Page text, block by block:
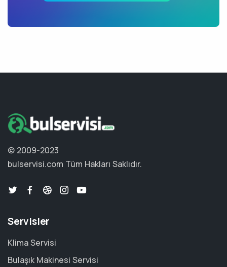
© 2009-2023
bulservisi.com Tüm Hakları Saklıdır.
Servisler
Klima Servisi
Bulaşık Makinesi Servisi